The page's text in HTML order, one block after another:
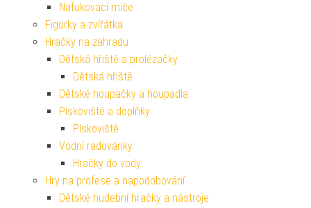
Nafukovací míče
Figurky a zvířátka
Hračky na zahradu
Dětská hřiště a prolézačky
Dětská hřiště
Dětské houpačky a houpadla
Pískoviště a doplňky
Pískoviště
Vodní radovánky
Hračky do vody
Hry na profese a napodobování
Dětské hudební hračky a nástroje